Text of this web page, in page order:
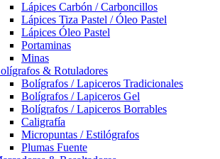
Lápices Carbón / Carboncillos
Lápices Tiza Pastel / Óleo Pastel
Lápices Óleo Pastel
Portaminas
Minas
& Rotuladores
Bolígrafos / Lapiceros Tradicionales
Bolígrafos / Lapiceros Gel
Bolígrafos / Lapiceros Borrables
Caligrafía
Micropuntas / Estilógrafos
Plumas Fuente